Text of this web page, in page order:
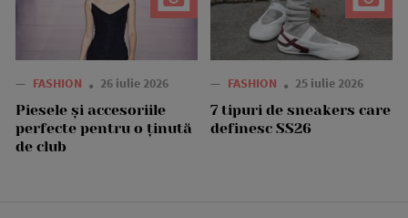
— FASHION 26 iulie 2026
Piesele și accesoriile
perfecte pentru o ținută
de club
— FASHION 25 iulie 2026
7 tipuri de sneakers care
definesc SS26